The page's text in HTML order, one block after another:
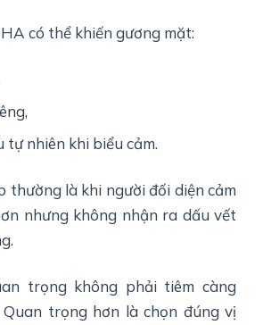
có thể khiến gương mặt:
tự nhiên khi biểu cảm.
thường là khi người đối diện cảm
nhưng không nhận ra dấu vết
trọng không phải tiêm càng
trọng hơn là chọn đúng vị